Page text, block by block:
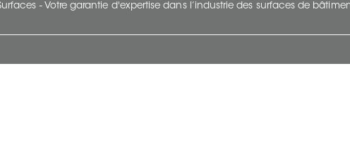
- Votre garantie d'expertise dans l’industrie des surfaces de